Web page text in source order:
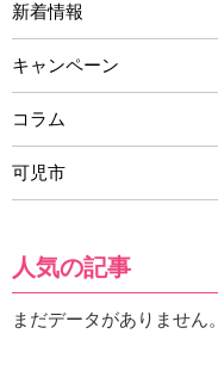
新着情報
キャンペーン
コラム
可児市
人気の記事
まだデータがありません。